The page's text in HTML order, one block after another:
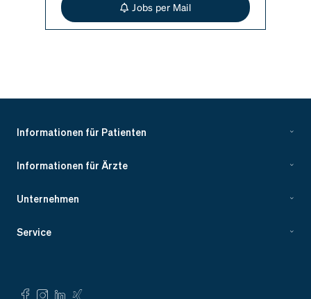
Jobs per Mail
Informationen für Patienten
Informationen für Ärzte
Unternehmen
Service